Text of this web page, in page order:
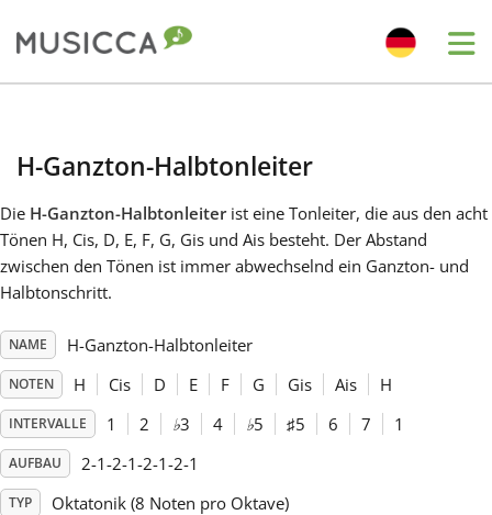
Dansk
English
Español
H-Ganzton-Halbtonleiter
Die H-Ganzton-Halbtonleiterist eine Tonleiter, die aus den acht
Tönen H, Cis, D, E, F, G, Gis und Ais besteht. Der Abstand
zwischen den Tönen ist immer abwechselnd ein Ganzton- und
Halbtonschritt.
NAME H-Ganzton-Halbtonleiter
NOTEN H Cis D E F G Gis Ais H
INTERVALLE 1 2 ♭3 4 ♭5 ♯5 6 7 1
AUFBAU 2-1-2-1-2-1-2-1
TYP Oktatonik (8 Noten pro Oktave)